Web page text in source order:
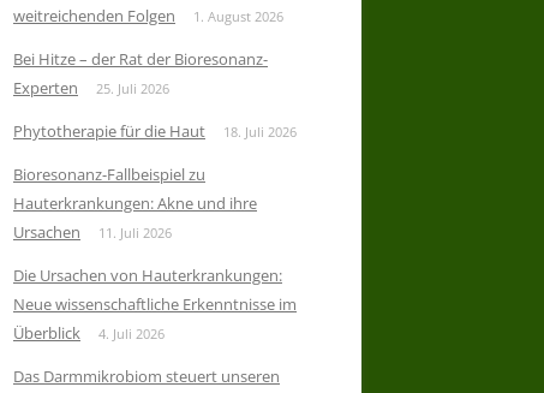
weitreichenden Folgen
1. August 2026
Bei Hitze – der Rat der Bioresonanz-
Experten
25. Juli 2026
Phytotherapie für die Haut 18. Juli 2026
Bioresonanz-Fallbeispiel zu
Hauterkrankungen: Akne und ihre
Ursachen
11. Juli 2026
Die Ursachen von Hauterkrankungen:
Neue wissenschaftliche Erkenntnisse im
Überblick
4. Juli 2026
Das Darmmikrobiom steuert unseren